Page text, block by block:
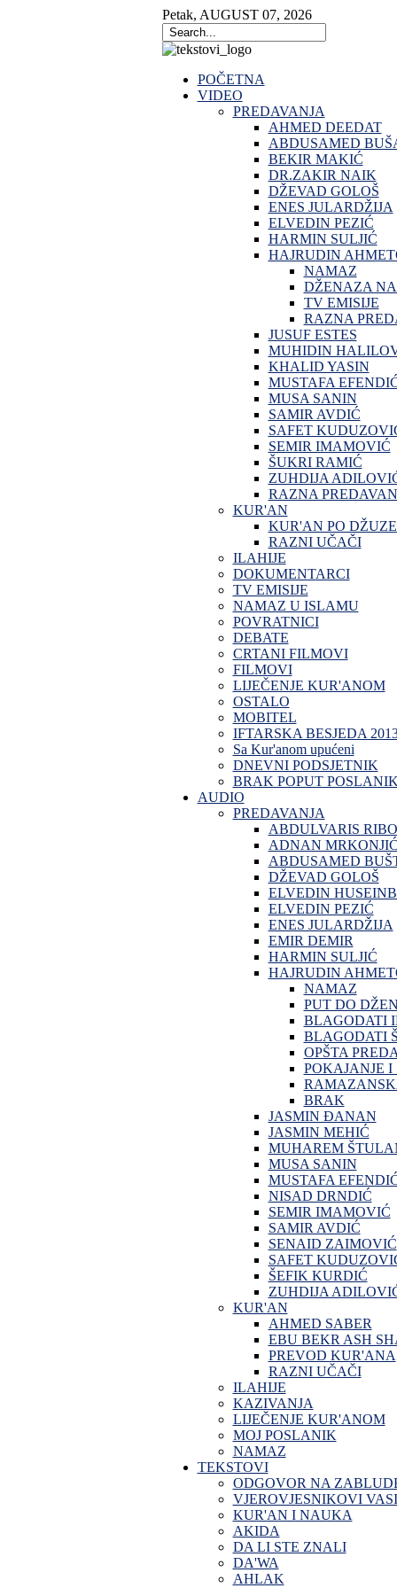
Petak, AUGUST 07, 2026
POČETNA
VIDEO
PREDAVANJA
AHMED DEEDAT
ABDUSAMED
BEKIR MAKIĆ
DR.ZAKIR NAIK
DŽEVAD GOLOŠ
ENES JULARDŽIJA
ELVEDIN PEZIĆ
HARMIN SULJIĆ
HAJRUDIN
NAMAZ
DŽENAZA
TV EMISIJE
RAZNA
JUSUF ESTES
MUHIDIN
KHALID YASIN
MUSTAFA
MUSA SANIN
SAMIR AVDIĆ
SAFET
SEMIR IMAMOVIĆ
ŠUKRI RAMIĆ
ZUHDIJA
RAZNA
KUR'AN
KUR'AN PO
RAZNI UČAČI
ILAHIJE
DOKUMENTARCI
TV EMISIJE
NAMAZ U ISLAMU
POVRATNICI
DEBATE
CRTANI FILMOVI
FILMOVI
LIJEČENJE KUR'ANOM
OSTALO
MOBITEL
IFTARSKA BESJEDA
Sa Kur'anom upućeni
DNEVNI PODSJETNIK
BRAK POPUT
AUDIO
PREDAVANJA
ABDULVARIS RIBO
ADNAN MRKONJIĆ
ABDUSAMED
DŽEVAD GOLOŠ
ELVEDIN
ELVEDIN PEZIĆ
ENES JULARDŽIJA
EMIR DEMIR
HARMIN SULJIĆ
HAJRUDIN
NAMAZ
PUT DO
BLAGODATI
BLAGODATI
OPŠTA
POKAJANJE I
BRAK
JASMIN ĐANAN
JASMIN MEHIĆ
MUHAREM
MUSA SANIN
MUSTAFA
NISAD DRNDIĆ
SEMIR IMAMOVIĆ
SAMIR AVDIĆ
SENAID ZAIMOVIĆ
SAFET
ŠEFIK KURDIĆ
ZUHDIJA
KUR'AN
AHMED SABER
EBU BEKR ASH
PREVOD KUR'ANA
RAZNI UČAČI
ILAHIJE
KAZIVANJA
LIJEČENJE KUR'ANOM
MOJ POSLANIK
NAMAZ
TEKSTOVI
ODGOVOR NA
VJEROVJESNIKOVI
KUR'AN I NAUKA
AKIDA
DA LI STE ZNALI
DA'WA
AHLAK